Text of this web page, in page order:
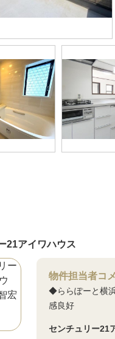
21アイワハウス
物件担当者コ
◆ららぽーと横
感良好
センチュリー